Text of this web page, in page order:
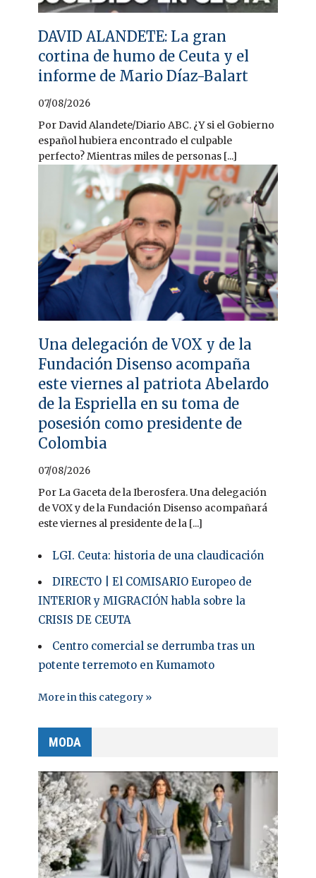
DAVID ALANDETE: La gran
cortina de humo de Ceuta y el
informe de Mario Díaz-Balart
07/08/2026
Por David Alandete/Diario ABC. ¿Y si el Gobierno
español hubiera encontrado el culpable
perfecto? Mientras miles de personas [...]
Una delegación de VOX y de la
Fundación Disenso acompaña
este viernes al patriota Abelardo
de la Espriella en su toma de
posesión como presidente de
Colombia
07/08/2026
Por La Gaceta de la Iberosfera. Una delegación
de VOX y de la Fundación Disenso acompañará
este viernes al presidente de la [...]
LGI. Ceuta: historia de una claudicación
DIRECTO | El COMISARIO Europeo de
INTERIOR y MIGRACIÓN habla sobre la
CRISIS DE CEUTA
Centro comercial se derrumba tras un
potente terremoto en Kumamoto
More in this category »
MODA